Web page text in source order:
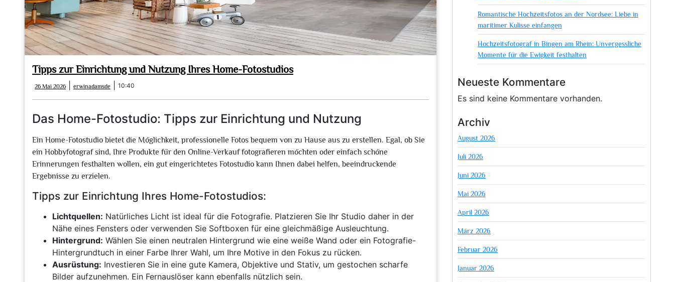
Tipps zur Einrichtung und Nutzung Ihres Home-Fotostudios
26 Mai 2026
Mai
2026
erwinadamsde erwinadamsde
10:40
Das Home-Fotostudio: Tipps zur Einrichtung und Nutzung
Ein Home-Fotostudio bietet die Möglichkeit, professionelle Fotos bequem von zu Hause aus zu erstellen. Egal, ob Sie
ein Hobbyfotograf sind, Ihre Produkte für den Online-Verkauf fotografieren möchten oder einfach schöne
Erinnerungen festhalten wollen, ein gut eingerichtetes Fotostudio kann Ihnen dabei helfen, beeindruckende
Ergebnisse zu erzielen.
Tipps zur Einrichtung Ihres Home-Fotostudios:
Lichtquellen: Natürliches Licht ist ideal für die Fotografie. Platzieren Sie Ihr Studio daher in der
Nähe eines Fensters oder verwenden Sie Softboxen für eine gleichmäßige Ausleuchtung.
Hintergrund: Wählen Sie einen neutralen Hintergrund wie eine weiße Wand oder ein Fotografie-
Hintergrundtuch in einer Farbe Ihrer Wahl, um Ihre Motive in den Fokus zu rücken.
Ausrüstung: Investieren Sie in eine gute Kamera, Objektive und Stativ, um gestochen scharfe
Bilder aufzunehmen. Ein Fernauslöser kann ebenfalls nützlich sein.
Romantische Hochzeitsfotos an der Nordsee: Liebe in
maritimer Kulisse einfangen
Hochzeitsfotograf in Bingen am Rhein: Unvergessliche
Momente für die Ewigkeit festhalten
Neueste Kommentare
Es sind keine Kommentare vorhanden.
Archiv
August 2026
Juli 2026
Juni 2026
Mai 2026
April 2026
März 2026
Februar 2026
Januar 2026